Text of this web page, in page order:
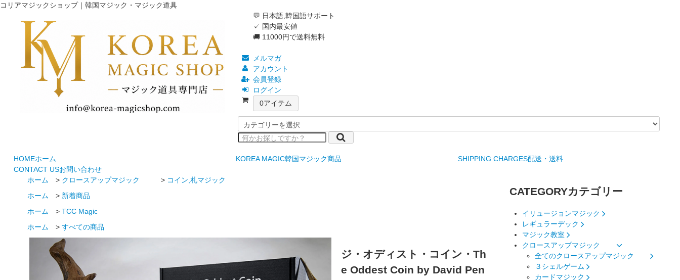
コリアマジックショップ｜韓国マジック・マジック道具
💬 日本語,韓国語サポート
✓ 国内最安値
🚚 11000円で送料無料
メルマガ
アカウント
会員登録
ログイン
0アイテム
HOMEホーム KOREA MAGIC韓国マジック商品 SHIPPING CHARGES配送・送料
CONTACT USお問い合わせ
ホーム
> クロースアップマジック > コイン,札マジック
ホーム
> 新着商品
ホーム
>TCC Magic
ホーム
>すべての商品
ジ・オディスト・コイン・Th
e Oddest Coin by David Pen
CATEGORYカテゴリー
イリュージョンマジック
レギュラーデック
マジック教室
クロースアップマジック
全てのクロースアップマジック
３シェルゲーム
カードマジック